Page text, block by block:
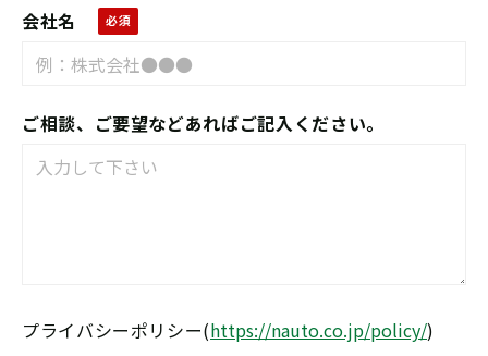
会社名
ご相談、ご要望などあればご記入ください。
プライバシーポリシー(https://nauto.co.jp/policy/)